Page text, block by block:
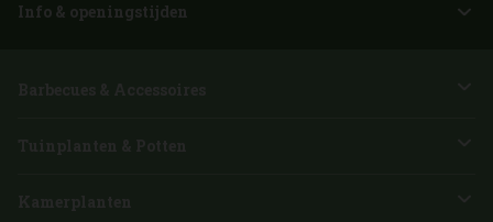
Info & openingstijden